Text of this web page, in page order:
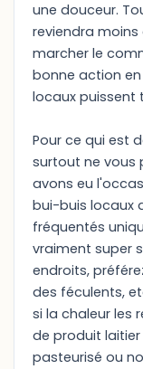
une douceur.
reviendra
marcher le
bonne action
locaux puissent
Pour ce qui est
surtout ne vous
avons eu
bui-buis locaux
fréquentés
vraiment super
endroits,
des féculents,
si la chaleur les
de produit
pasteurisé ou